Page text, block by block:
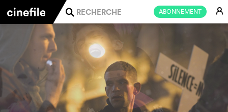
ABONNEMENT E
j